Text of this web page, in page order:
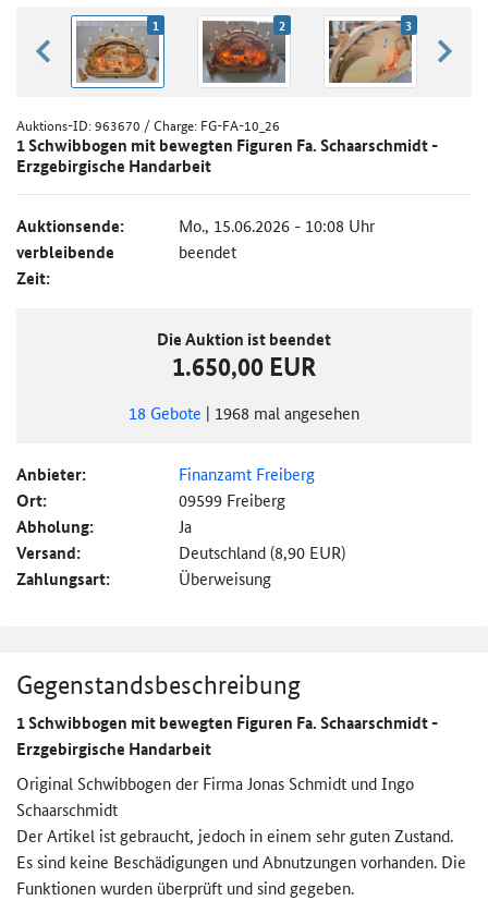
zurück blättern
1 2 3
Auktions-ID:963670 / Charge: FG-FA-10_26
1 Schwibbogen mit bewegten Figuren Fa. Schaarschmidt -
Erzgebirgische Handarbeit
Auktionsende: Mo., 15.06.2026 - 10:08 Uhr
verbleibende
Zeit:
beendet
Die Auktion ist beendet
1.650,00 EUR
18 Gebote | 1968 mal angesehen
Anbieter: Finanzamt Freiberg
Ort: 09599 Freiberg
Abholung: Ja
Versand: Deutschland (8,90 EUR)
Zahlungsart: Überweisung
Gegenstandsbeschreibung
1 Schwibbogen mit bewegten Figuren Fa. Schaarschmidt -
Erzgebirgische Handarbeit
Original Schwibbogen der Firma Jonas Schmidt und Ingo
Schaarschmidt
Der Artikel ist gebraucht, jedoch in einem sehr guten Zustand.
Es sind keine Beschädigungen und Abnutzungen vorhanden. Die
Funktionen wurden überprüft und sind gegeben.